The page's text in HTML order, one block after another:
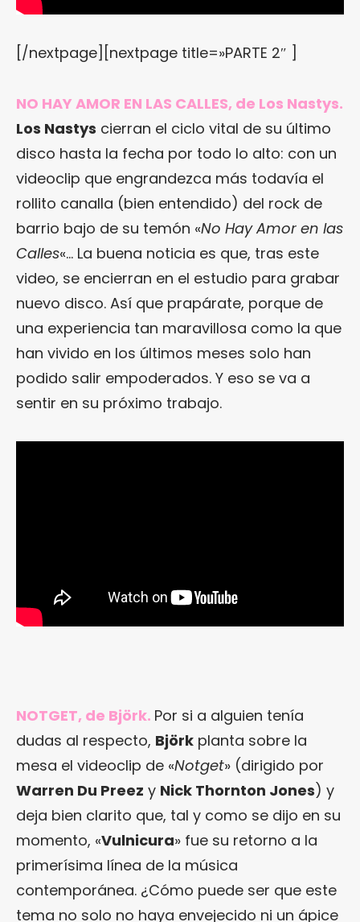
[/nextpage][nextpage title=»PARTE 2″ ]
NO HAY AMOR EN LAS CALLES, de Los Nastys.
Los Nastys cierran el ciclo vital de su último
disco hasta la fecha por todo lo alto: con un
videoclip que engrandezca más todavía el
rollito canalla (bien entendido) del rock de
barrio bajo de su temón «No Hay Amor en las
Calles«… La buena noticia es que, tras este
video, se encierran en el estudio para grabar
nuevo disco. Así que prapárate, porque de
una experiencia tan maravillosa como la que
han vivido en los últimos meses solo han
podido salir empoderados. Y eso se va a
sentir en su próximo trabajo.
NOTGET, de Björk. Por si a alguien tenía
dudas al respecto, Björk planta sobre la
mesa el videoclip de «Notget» (dirigido por
Warren Du Preez y Nick Thornton Jones) y
deja bien clarito que, tal y como se dijo en su
momento, «Vulnicura» fue su retorno a la
primerísima línea de la música
contemporánea. ¿Cómo puede ser que este
tema no solo no haya envejecido ni un ápice